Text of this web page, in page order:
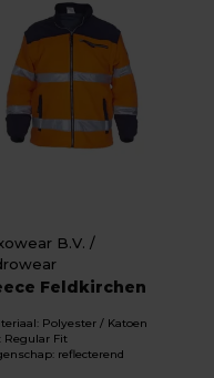
B.V. /
Feldkirchen
Polyester / Katoen
Regular Fit
reflecterend